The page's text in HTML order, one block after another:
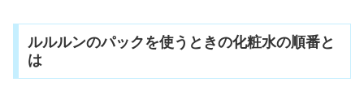
ルルルンのパックを使うときの化粧水の順番と
は